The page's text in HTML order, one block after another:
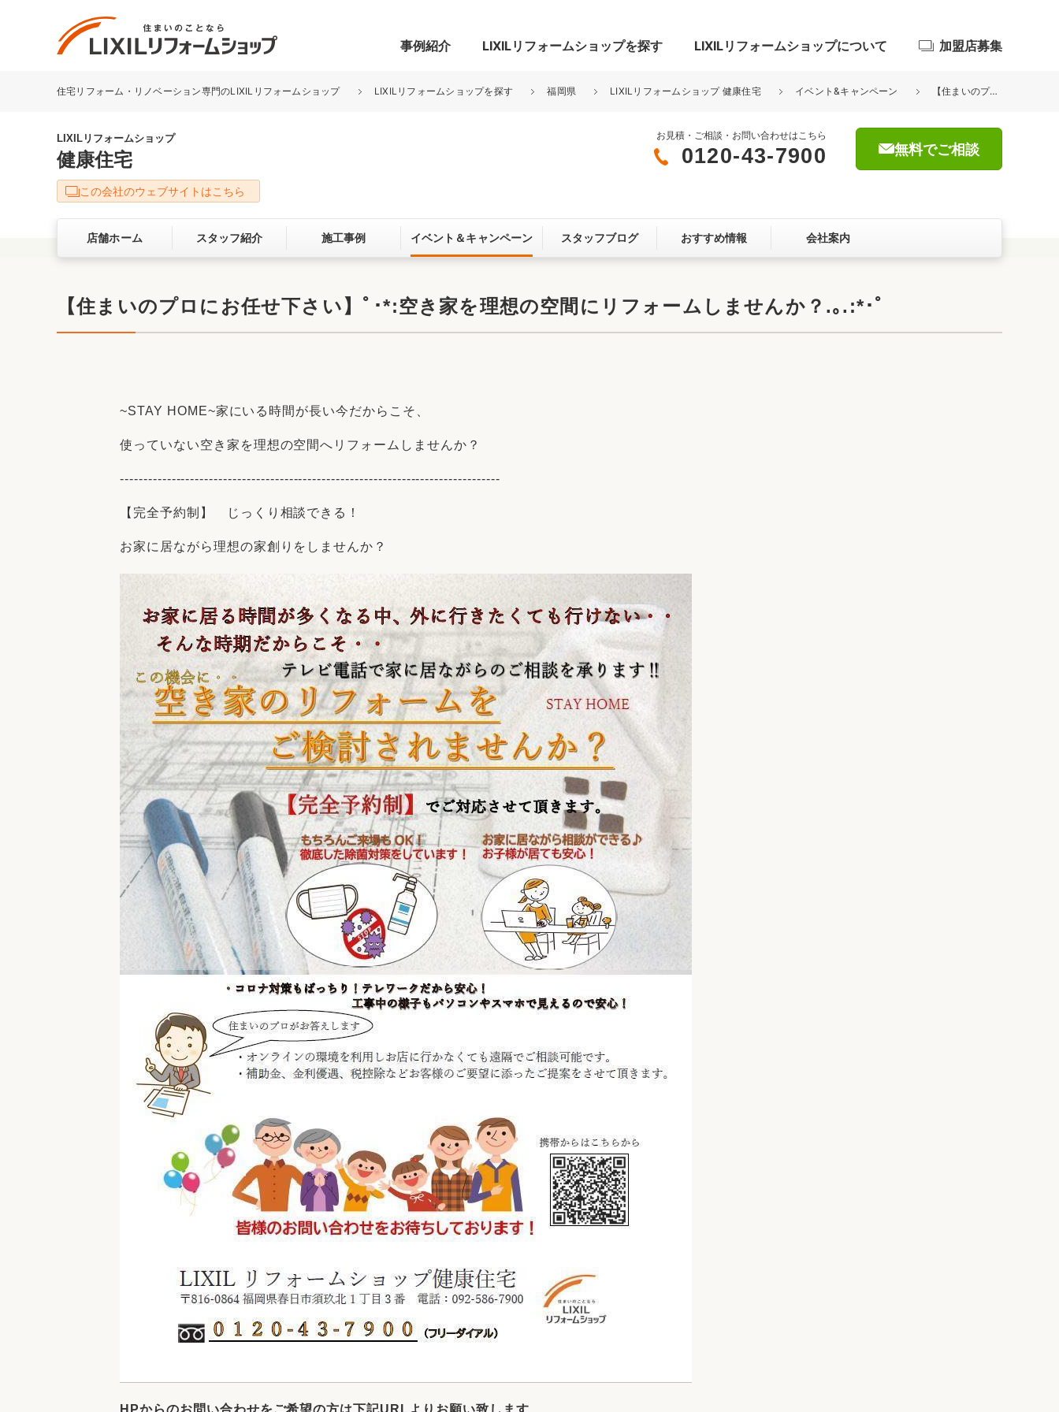
事例紹介
リフォーム事例を探す
キッチン
洗面化粧室 トイレ 玄関まわり 門まわり 屋根・外壁
ベランダ・バルコニー ガーデンスペース カースペース
お客さまの声 3Dシミュレーション
LIXILリフォームショップを探す LIXILリフォームショップについて
LIXILリフォームショップについて
サービス向上・品質改善の取り組み お客さま満足度アンケート
ここちいい暮らしをつくる、価値・性能向上
リフォームコンシェルジュ® ライフスタイルコンパス
中古物件探しから性能向上リフォームをワン
加盟店募集
住宅リフォーム・リノベーション専門のLIXILリフォームショップ LIXILリフォームショップを探す 福岡県 LIXILリフォームショップ 健康住宅 イベント&キャンペーン 【住まいのプロにお任せ下さい】ﾟ･*:空き家を理想の空間にリフォームしませんか？.｡.:*･ﾟ
LIXILリフォームショップ
健康住宅
お見積・ご相談・お問い合わせはこちら
0120-43-7900 無料でご相談
この会社のウェブサイトはこちら
店舗ホーム スタッフ紹介 施工事例 イベント＆キャンペーン スタッフブログ おすすめ情報 会社案内
【住まいのプロにお任せ下さい】ﾟ･*:空き家を理想の空間にリフォームしませんか？.｡.:*･ﾟ
~STAY HOME~家にいる時間が長い今だからこそ、
使っていない空き家を理想の空間へリフォームしませんか？
---------------------------------------------------------------------------------
【完全予約制】 じっくり相談できる！
お家に居ながら理想の家創りをしませんか？